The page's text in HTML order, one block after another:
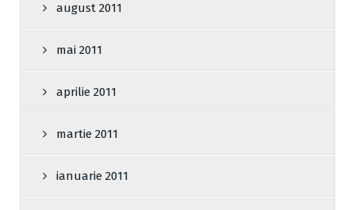
august 2011
mai 2011
aprilie 2011
martie 2011
ianuarie 2011